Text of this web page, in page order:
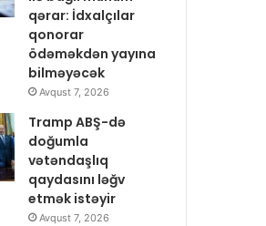
qərar: İdxalçılar
qonorar
ödəməkdən yayına
bilməyəcək
Avqust 7, 2026
Tramp ABŞ-də
doğumla
vətəndaşlıq
qaydasını ləğv
etmək istəyir
Avqust 7, 2026